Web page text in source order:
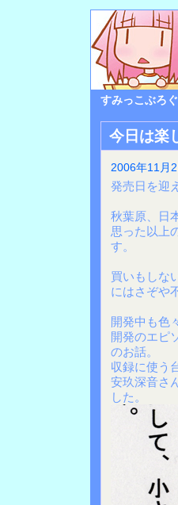
すみっこぶろぐ
今日は楽
2006年11月
発売日を迎
秋葉原、日
思った以上
す。
買いもしな
にはさぞや
開発中も色
開発のエピ
のお話。
収録に使う
安玖深音さ
した。